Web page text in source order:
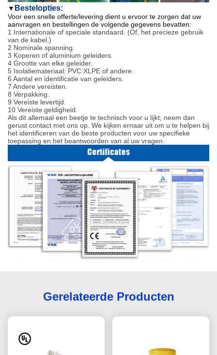
▼ Bestelopties:
Voor een snelle offerte/levering dient u ervoor te zorgen dat uw
aanvragen en bestellingen de volgende gegevens bevatten:
1 Internationale of speciale standaard. (Of, het precieze gebruik
van de kabel.)
2 Nominale spanning.
3 Koperen of aluminium geleiders.
4 Grootte van elke geleider.
5 Isolatiemateriaal: PVC XLPE of andere.
6 Aantal en identificatie van geleiders.
7 Andere vereisten.
8 Verpakking.
9 Vereiste levertijd.
10 Vereiste geldigheid.
Als dit allemaal een beetje te technisch voor u lijkt, neem dan
gerust contact met ons op. We kijken ernaar uit om u te helpen bij
het identificeren van de beste producten voor uw specifieke
toepassing en het beantwoorden van al uw vragen.
Gerelateerde Producten